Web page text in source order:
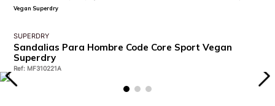
Vegan Superdry
SUPERDRY
Sandalias Para Hombre Code Core Sport Vegan
Superdry
Ref: MF310221A